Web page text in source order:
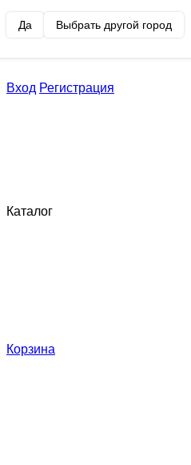
Да Выбрать другой город
Вход Регистрация
Каталог
Корзина